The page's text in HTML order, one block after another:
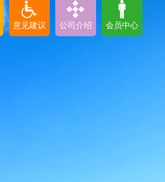
意见建议 公司介绍 会员中心